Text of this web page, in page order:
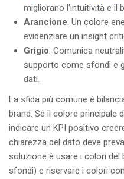
migliorano l'intuitività e il
Arancione: Un colore
evidenziare un insight
Grigio: Comunica
supporto come sfondi e
dati.
La sfida più comune è
brand. Se il colore principale
indicare un KPI positivo
chiarezza del dato deve
soluzione è usare i colori del
sfondi) e riservare i colori